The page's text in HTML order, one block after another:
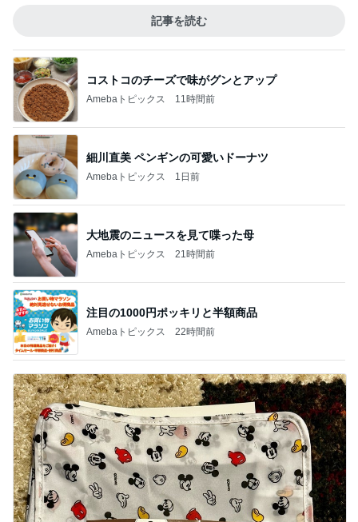
記事を読む
コストコのチーズで味がグンとアップ
Amebaトピックス 11時間前
細川直美 ペンギンの可愛いドーナツ
Amebaトピックス 1日前
大地震のニュースを見て喋った母
Amebaトピックス 21時間前
注目の1000円ポッキリと半額商品
Amebaトピックス 22時間前